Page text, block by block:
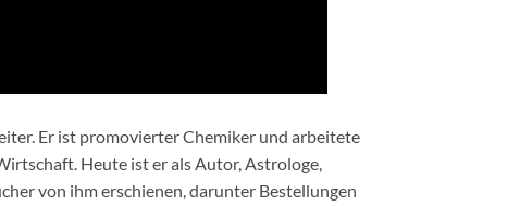
Er ist promovierter Chemiker und arbeitete
Heute ist er als Autor, Astrologe,
von ihm erschienen, darunter Bestellungen